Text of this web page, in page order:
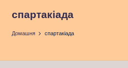
спартакіада
Домашня спартакіада